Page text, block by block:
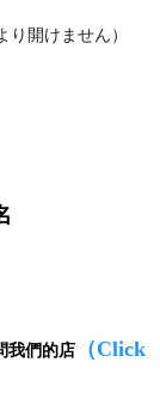
り開けません）
我們的店 （Click